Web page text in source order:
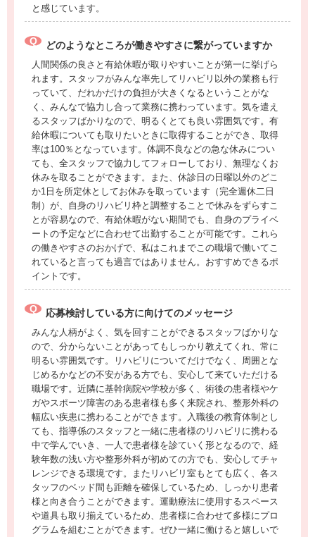
と感じています。
どのようなところが働きやすさに繋がっていますか
人間関係の良さと有給休暇が取りやすいことが第一に挙げら
れます。スタッフがみんな率先してリハビリ以外の業務も行
っていて、だれかだけの負担が大きくなるということがな
く、みんなで協力し合って業務に携わっています。気を遣え
るスタッフばかりなので、明るくとても良い雰囲気です。有
給休暇についても取りたいときに取得することができ、取得
率は100％となっています。体調不良などの急な休みについ
ても、全スタッフで協力してフォローしており、無理なくお
休みを取ることができます。また、休診日の日曜以外のどこ
か1日を所定休としてお休みを取っています（完全週休二日
制）が、自身のリハビリ枠と調整することで休みをずらすこ
とが容易なので、有給休暇がない期間でも、自身のプライベ
ートの予定などに合わせて出勤することが可能です。これら
の働きやすさのおかげで、私はこれまでこの職場で働いてこ
れていると言っても過言ではありません。おすすめできるポ
イントです。
応募検討している方に向けてのメッセージ
みんな人柄がよく、気を回すことができるスタッフばかりな
ので、分からないことがあってもしっかり教えてくれ、常に
明るい雰囲気です。リハビリについてだけでなく、周囲とな
じめるかなどの不安がある方でも、安心して来ていただける
職場です。近隣に基幹病院や学校が多く、術後の患者様やケ
ガやスポーツ障害のある患者様も多く来院され、整形外科の
幅広い疾患に携わることができます。入職後の教育体制とし
ても、指導係のスタッフと一緒に患者様のリハビリに携わる
中で学んでいき、一人で患者様を診ていく形となるので、経
験年数の浅い方や整形外科が初めての方でも、安心してチャ
レンジできる環境です。またリハビリ室もとても広く、各ス
タッフのベッド間も距離を確保しているため、しっかり患者
様と向き合うことができます。運動療法に使用するスペース
や道具も取り揃えているため、患者様に合わせて多様にプロ
グラムを組むことができます。ぜひ一緒に働けると嬉しいで